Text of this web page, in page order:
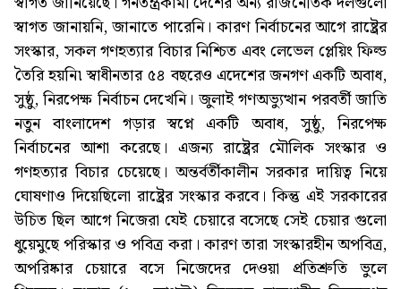
স্বাগত জানায়নি, জানাতে পারেনি। কারণ নির্বাচনের আগে রাষ্ট্রের
সংস্কার, সকল গণহত্যার বিচার নিশ্চিত এবং লেভেল প্লেয়িং ফিল্ড
তৈরি হয়নি৷ স্বাধীনতার ৫৪ বছরেও এদেশের জনগণ একটি অবাধ,
সুষ্ঠু, নিরপেক্ষ নির্বাচন দেখেনি। জুলাই গণঅভ্যুত্থান পরবর্তী জাতি
নতুন বাংলাদেশ গড়ার স্বপ্নে একটি অবাধ, সুষ্ঠু, নিরপেক্ষ
নির্বাচনের আশা করেছে। এজন্য রাষ্ট্রের মৌলিক সংস্কার ও
গণহত্যার বিচার চেয়েছে। অন্তর্বর্তীকালীন সরকার দায়িত্ব নিয়ে
ঘোষণাও দিয়েছিলো রাষ্ট্রের সংস্কার করবে। কিন্তু এই সরকারের
উচিত ছিল আগে নিজেরা যেই চেয়ারে বসেছে সেই চেয়ার গুলো
ধুয়েমুছে পরিস্কার ও পবিত্র করা। কারণ তারা সংস্কারহীন অপবিত্র,
অপরিষ্কার চেয়ারে বসে নিজেদের দেওয়া প্রতিশ্রুতি ভুলে